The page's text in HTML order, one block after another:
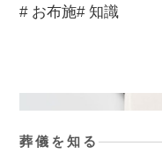
# お布施# 知識
葬儀を知る